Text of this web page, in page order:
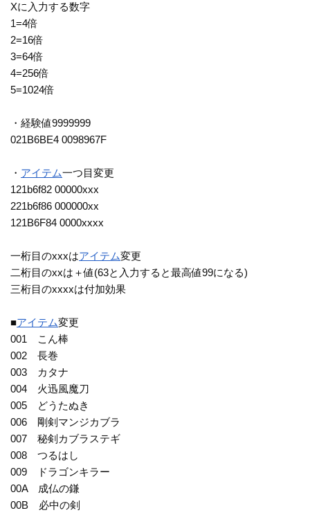
Xに入力する数字
1=4倍
2=16倍
3=64倍
4=256倍
5=1024倍
・経験値9999999
021B6BE4 0098967F
・ アイテム一つ目変更
121b6f82 00000xxx
221b6f86 000000xx
121B6F84 0000xxxx
一桁目のxxxはアイテム変更
二桁目のxxは＋値(63と入力すると最高値99になる)
三桁目のxxxxは付加効果
■アイテム変更
001 こん棒
002 長巻
003 カタナ
004 火迅風魔刀
005 どうたぬき
006 剛剣マンジカブラ
007 秘剣カブラステギ
008 つるはし
009 ドラゴンキラー
00A 成仏の鎌
00B 必中の剣